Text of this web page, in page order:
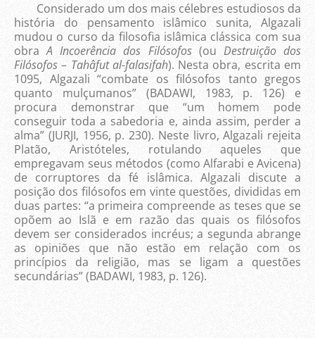
Considerado um dos mais célebres estudiosos da
história do pensamento islâmico sunita, Algazali
mudou o curso da filosofia islâmica clássica com sua
obraA Incoerência dos Filósofos(ou Destruição dos
Filósofos – Tahâfut al-falasifah). Nesta obra, escrita em
1095, Algazali “combate os filósofos tanto gregos
quanto mulçumanos” (BADAWI, 1983, p. 126) e
procura demonstrar que “um homem pode
conseguir toda a sabedoria e, ainda assim, perder a
alma” (JURJI, 1956, p. 230). Neste livro, Algazali rejeita
Platão, Aristóteles, rotulando aqueles que
empregavam seus métodos (como Alfarabi e Avicena)
de corruptores da fé islâmica. Algazali discute a
posição dos filósofos em vinte questões, divididas em
duas partes: “a primeira compreende as teses que se
opõem ao Islã e em razão das quais os filósofos
devem ser considerados incréus; a segunda abrange
as opiniões que não estão em relação com os
princípios da religião, mas se ligam a questões
secundárias” (BADAWI, 1983, p. 126).